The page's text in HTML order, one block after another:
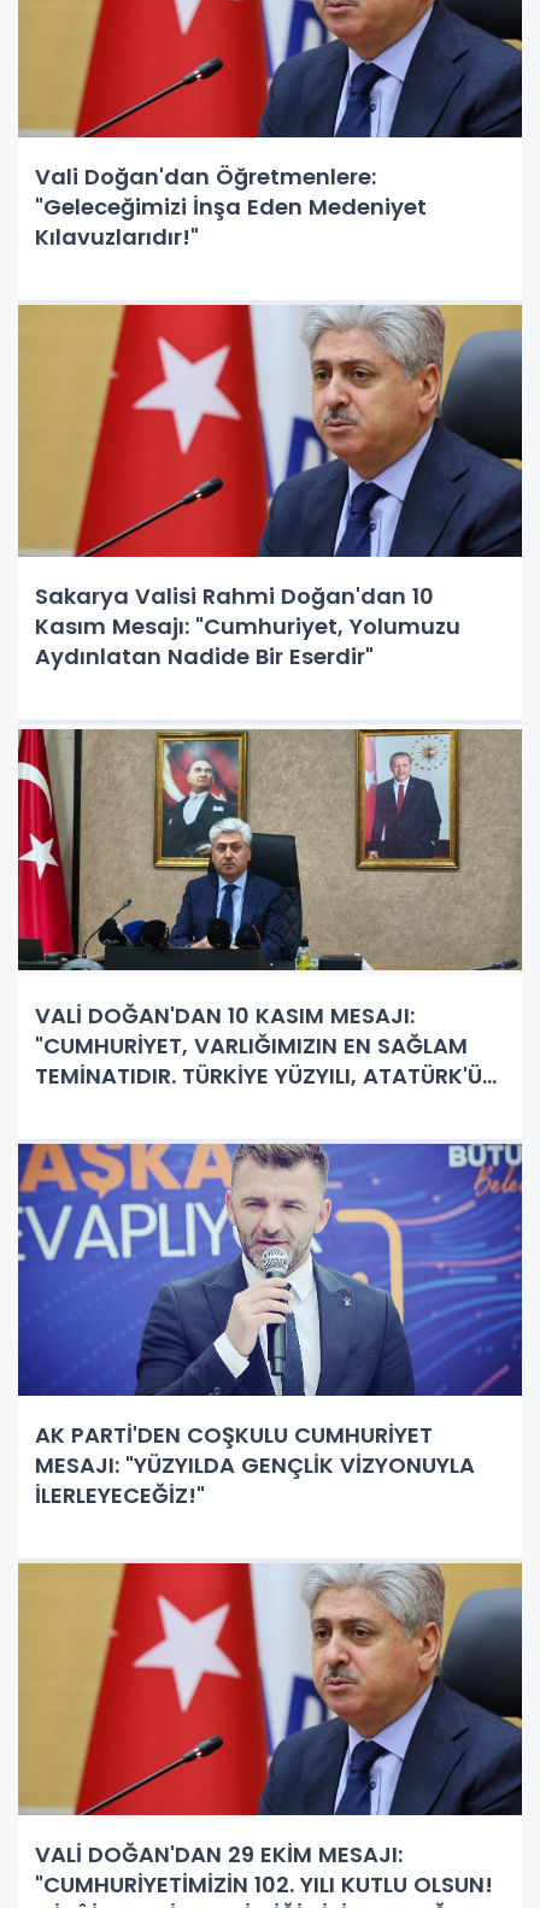
Vali Doğan'dan Öğretmenlere:
"Geleceğimizi İnşa Eden Medeniyet
Kılavuzlarıdır!"
Sakarya Valisi Rahmi Doğan'dan 10
Kasım Mesajı: "Cumhuriyet, Yolumuzu
Aydınlatan Nadide Bir Eserdir"
VALİ DOĞAN'DAN 10 KASIM MESAJI:
"CUMHURİYET, VARLIĞIMIZIN EN SAĞLAM
TEMİNATIDIR. TÜRKİYE YÜZYILI, ATATÜRK'ÜN
AK PARTİ'DEN COŞKULU CUMHURİYET
MESAJI: "YÜZYILDA GENÇLİK VİZYONUYLA
İLERLEYECEĞİZ!"
VALİ DOĞAN'DAN 29 EKİM MESAJI:
"CUMHURİYETİMİZİN 102. YILI KUTLU OLSUN!